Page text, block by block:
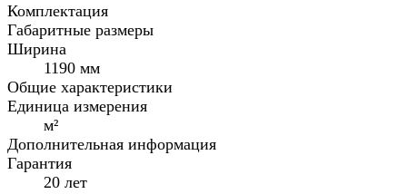
Комплектация
Габаритные размеры
Ширина
1190 мм
Общие характеристики
Единица измерения
м²
Дополнительная информация
Гарантия
20 лет